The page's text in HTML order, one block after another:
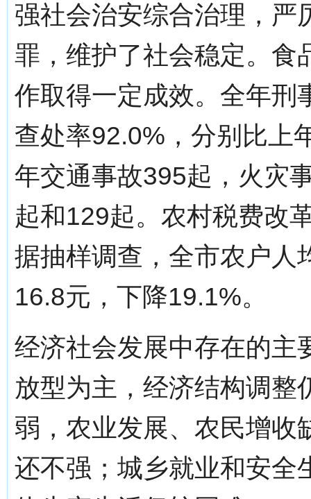
强社会治安综合治理，严
罪，维护了社会稳定。食
作取得一定成效。全年刑
查处率92.0%，分别比上
年交通事故395起，火灾
起和129起。农村税费改
据抽样调查，全市农户人
16.8元，下降19.1%。
经济社会发展中存在的主
放型为主，经济结构调整
弱，农业发展、农民增收
还不强；城乡就业和安全